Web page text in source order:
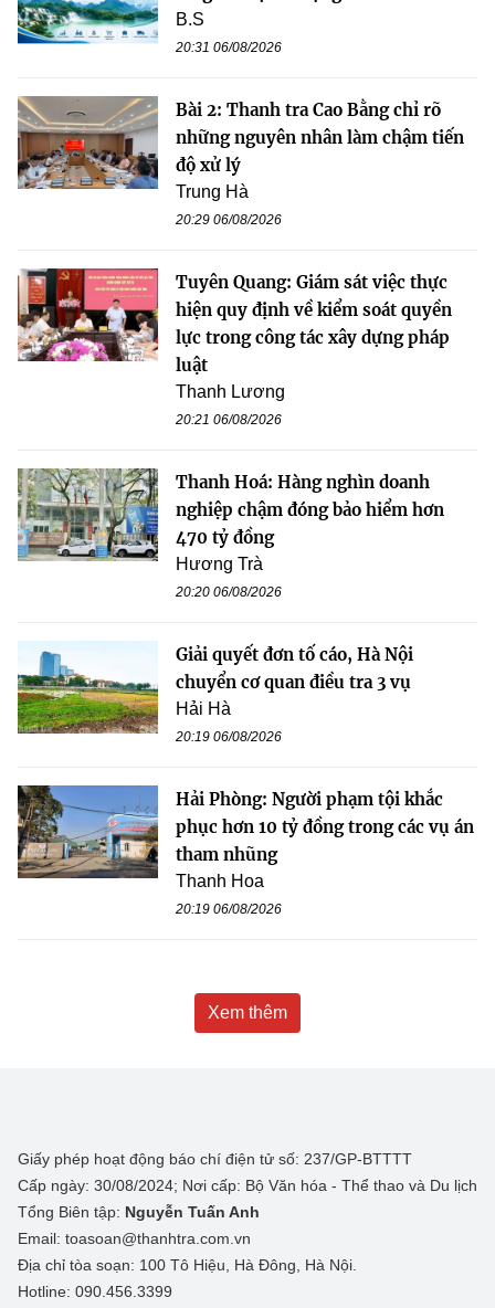
B.S
20:31 06/08/2026
Bài 2: Thanh tra Cao Bằng chỉ rõ
những nguyên nhân làm chậm tiến
độ xử lý
Trung Hà
20:29 06/08/2026
Tuyên Quang: Giám sát việc thực
hiện quy định về kiểm soát quyền
lực trong công tác xây dựng pháp
luật
Thanh Lương
20:21 06/08/2026
Thanh Hoá: Hàng nghìn doanh
nghiệp chậm đóng bảo hiểm hơn
470 tỷ đồng
Hương Trà
20:20 06/08/2026
Giải quyết đơn tố cáo, Hà Nội
chuyển cơ quan điều tra 3 vụ
Hải Hà
20:19 06/08/2026
Hải Phòng: Người phạm tội khắc
phục hơn 10 tỷ đồng trong các vụ án
tham nhũng
Thanh Hoa
20:19 06/08/2026
Xem thêm
Giấy phép hoạt động báo chí điện tử số: 237/GP-BTTTT
Cấp ngày: 30/08/2024; Nơi cấp: Bộ Văn hóa - Thể thao và Du lịch
Tổng Biên tập: Nguyễn Tuấn Anh
Email: toasoan@thanhtra.com.vn
Địa chỉ tòa soạn: 100 Tô Hiệu, Hà Đông, Hà Nội.
Hotline: 090.456.3399